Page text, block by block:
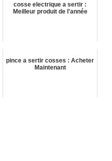
Black Friday est un
cosse electrique a sertir :
Meilleur produit de l'année
pince a sertir cosses : Acheter
Maintenant